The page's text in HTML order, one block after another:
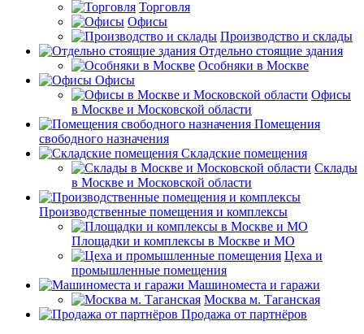
Торговля
Офисы
Производство и склады
Отдельно стоящие здания
Особняки в Москве
Офисы
Офисы
в Москве и Московской области
Помещения
свободного назначения
Складские помещения
Склады
в Москве и Московской области
Производственные помещения и комплексы
Площадки и комплексы в Москве и МО
Цеха и
промышленные помещения
Машиноместа и гаражи
Москва м. Таганская
Продажа от партнёров